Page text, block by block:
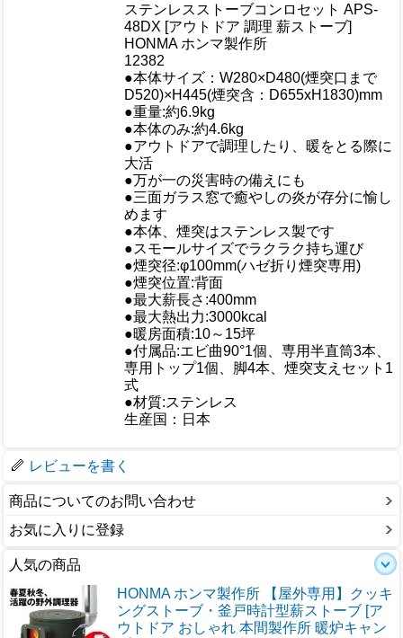
ステンレスストーブコンロセット APS-
48DX [アウトドア 調理 薪ストーブ]
HONMA ホンマ製作所
12382
●本体サイズ：W280×D480(煙突口まで
D520)×H445(煙突含：D655xH1830)mm
●重量:約6.9kg
●本体のみ:約4.6kg
●アウトドアで調理したり、暖をとる際に
大活
●万が一の災害時の備えにも
●三面ガラス窓で癒やしの炎が存分に愉し
めます
●本体、煙突はステンレス製です
●スモールサイズでラクラク持ち運び
●煙突径:φ100mm(ハゼ折り煙突専用)
●煙突位置:背面
●最大薪長さ:400mm
●最大熱出力:3000kcal
●暖房面積:10～15坪
●付属品:エビ曲90°1個、専用半直筒3本、
専用トップ1個、脚4本、煙突支えセット1
式
●材質:ステンレス
生産国：日本
レビューを書く
商品についてのお問い合わせ
お気に入りに登録
人気の商品
HONMA ホンマ製作所 【屋外専用】クッキ
ングストーブ・釜戸時計型薪ストーブ [ア
ウトドア おしゃれ 本間製作所 暖炉キャン